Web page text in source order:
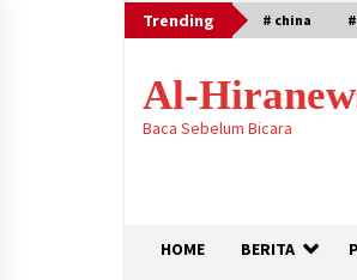
Skip
to
Trending # china
Al-
Baca Sebelum Bicara
HOME BERITA